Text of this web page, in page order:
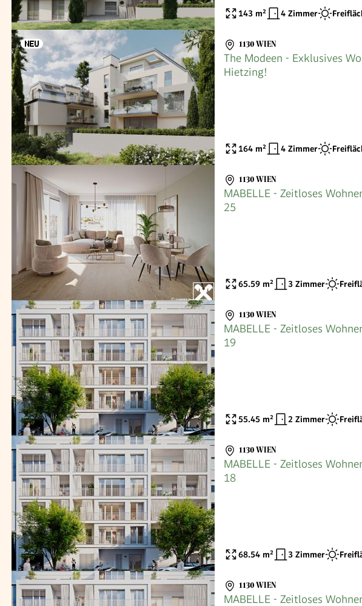
143 m² 4 Zimmer
1130 WIEN
The Modeen - Exklusives
Hietzing!
164 m² 4 Zimmer
1130 WIEN
MABELLE - Zeitloses
25
65.59 m² 3 Zimmer
1130 WIEN
MABELLE - Zeitloses
19
55.45 m² 2 Zimmer
1130 WIEN
MABELLE - Zeitloses
18
68.54 m² 3 Zimmer
1130 WIEN
MABELLE - Zeitloses